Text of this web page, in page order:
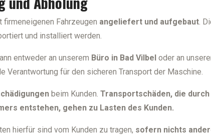
Fahrzeugen angeliefert und aufgebaut.
und installiert werden.
entweder an unserem Büro in Bad Vilbel oder an
Verantwortung für den sicheren Transport der Maschine.
beim Kunden. Transportschäden, die
entstehen, gehen zu Lasten des Kunden.
hierfür sind vom Kunden zu tragen, sofern nichts